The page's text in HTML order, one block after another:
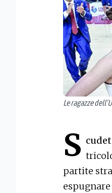
Le ragazze
S
partite